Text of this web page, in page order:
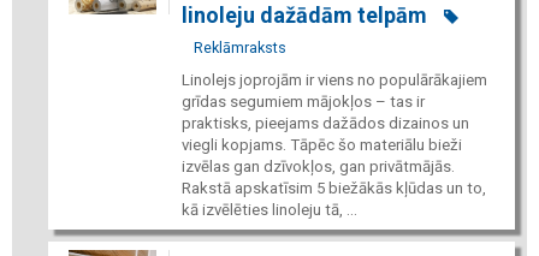
linoleju dažādām telpām
Reklāmraksts
Linolejs joprojām ir viens no populārākajiem
grīdas segumiem mājokļos – tas ir
praktisks, pieejams dažādos dizainos un
viegli kopjams. Tāpēc šo materiālu bieži
izvēlas gan dzīvokļos, gan privātmājās.
Rakstā apskatīsim 5 biežākās kļūdas un to,
kā izvēlēties linoleju tā, ...